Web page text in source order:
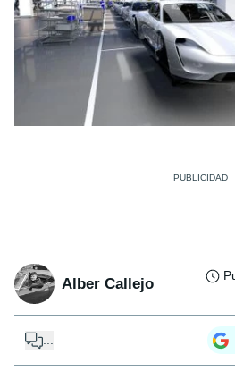
Alber Callejo
...